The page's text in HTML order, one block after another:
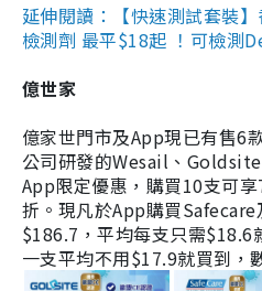
延伸閱讀：【快速測試套裝
檢測劑 最平$18起 ！可檢測
億世家
億家世門市及App現已有售6
公司研發的Wesail、
App限定優惠，購買10支可
折。現凡於App購買
$186.7，平均每支只需$18.6
一支平均不用$17.9就買到，